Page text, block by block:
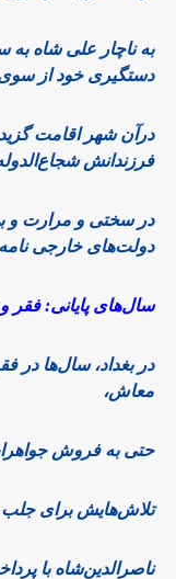
به ناچار علی شاه
دستگیری خود از
درآن شهر اقامت
فرزندانش
در سختی و مرارت و
دولت‌های خارجی
سال‌های پایانی: فقر
در بغداد، سال‌ها در
معاش،
حتی به فروش
تلاش‌هایش برای جلب
ناصرالدین‌شاه با